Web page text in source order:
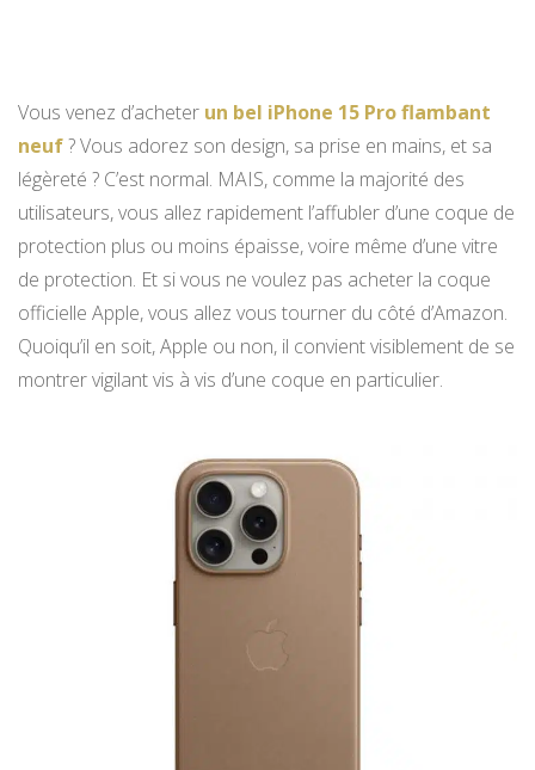
Vous venez d’acheter un bel iPhone 15 Pro flambant
neuf? Vous adorez son design, sa prise en mains, et sa
légèreté ? C’est normal. MAIS, comme la majorité des
utilisateurs, vous allez rapidement l’affubler d’une coque de
protection plus ou moins épaisse, voire même d’une vitre
de protection. Et si vous ne voulez pas acheter la coque
officielle Apple, vous allez vous tourner du côté d’Amazon.
Quoiqu’il en soit, Apple ou non, il convient visiblement de se
montrer vigilant vis à vis d’une coque en particulier.